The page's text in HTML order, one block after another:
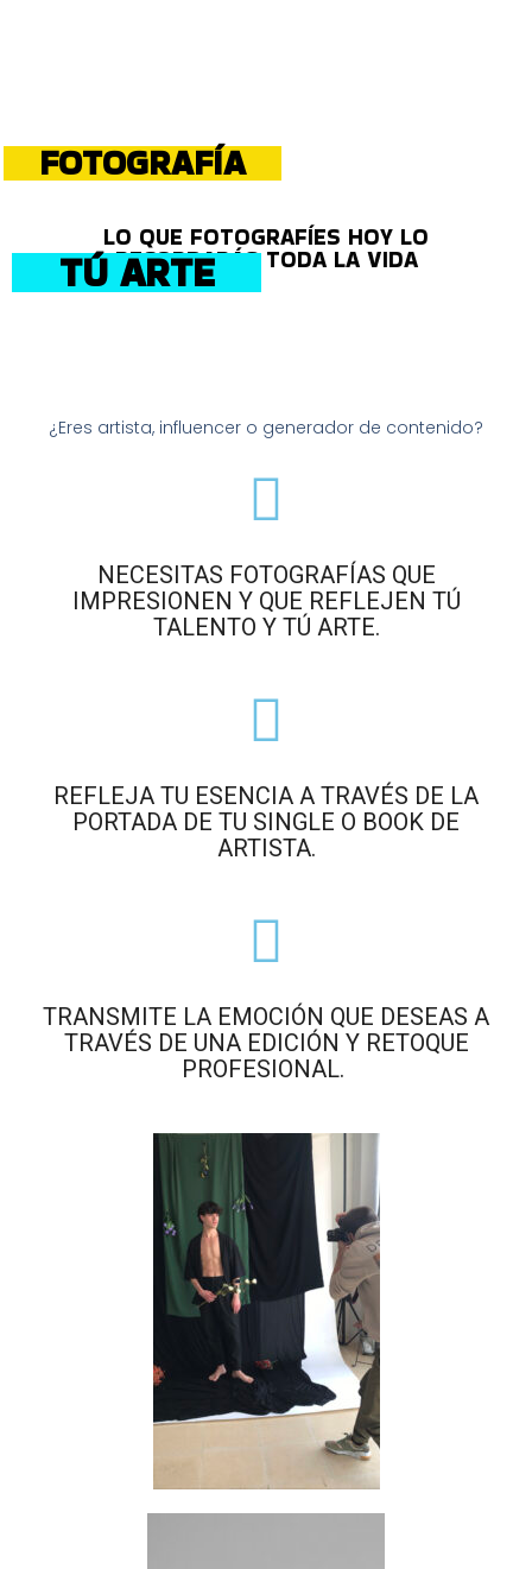
FOTOGRAFÍA
TÚ ARTE
LO QUE FOTOGRAFÍES HOY LO
RECORDARÁS TODA LA VIDA
¿Eres artista, influencer o generador de contenido?
NECESITAS FOTOGRAFÍAS QUE
IMPRESIONEN Y QUE REFLEJEN TÚ
TALENTO Y TÚ ARTE.​
REFLEJA TU ESENCIA A TRAVÉS DE LA
PORTADA DE TU SINGLE O BOOK DE
ARTISTA.
TRANSMITE LA EMOCIÓN QUE DESEAS A
TRAVÉS DE UNA EDICIÓN Y RETOQUE
PROFESIONAL.